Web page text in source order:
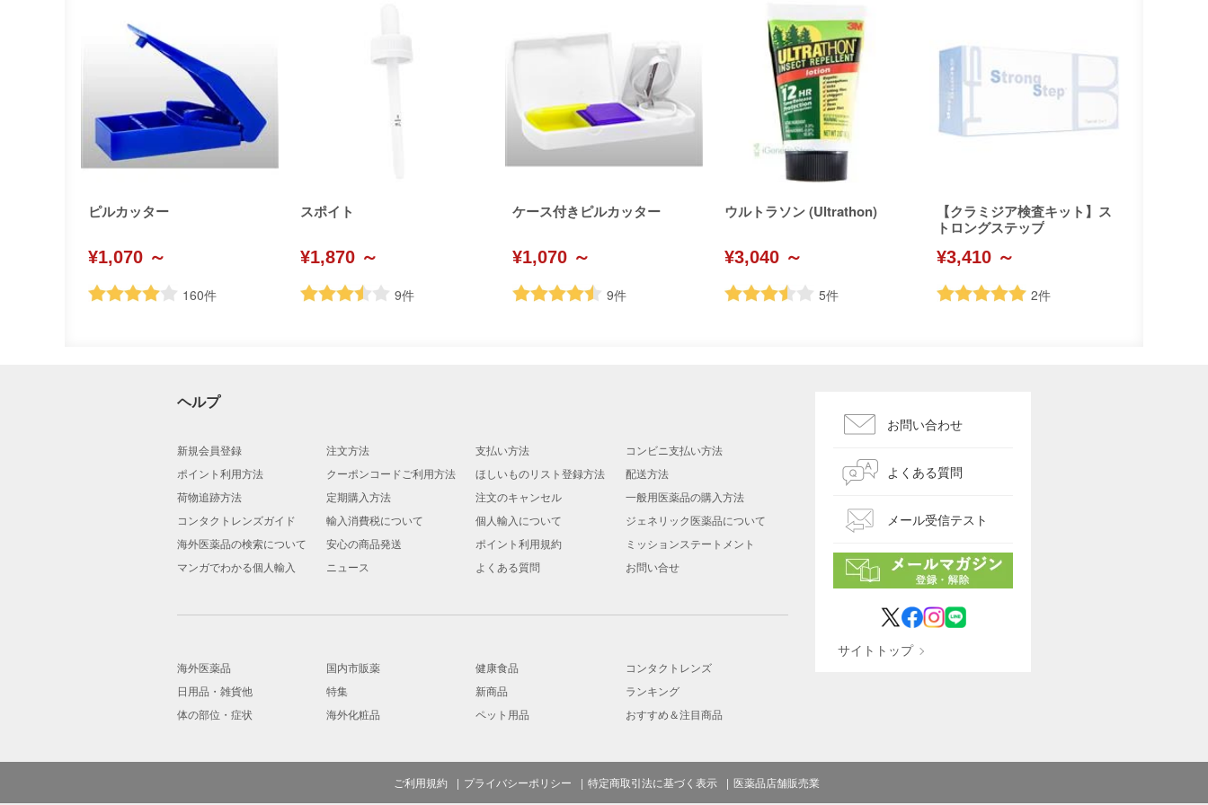
ピルカッター
¥1,070 ～
160件
スポイト
¥1,870 ～
9件
ケース付きピルカッター
¥1,070 ～
9件
ウルトラソン (Ultrathon)
¥3,040 ～
5件
【クラミジア検査キット】ス
トロングステップ
¥3,410 ～
2件
ヘルプ
新規会員登録 注文方法 支払い方法
コンビニ支払い方法
ポイント利用方法
クーポンコードご利用方法 ほしいものリスト登録方法
配送方法
荷物追跡方法
定期購入方法 注文のキャンセル
一般用医薬品の購入方法
コンタクトレンズガイド
輸入消費税について 個人輸入について
ジェネリック医薬品について
海外医薬品の検索について
安心の商品発送 ポイント利用規約
ミッションステートメント
マンガでわかる個人輸入
ニュース よくある質問 お問い合せ
海外医薬品 国内市販薬 健康食品
コンタクトレンズ
日用品・雑貨他
特集 新商品
ランキング
体の部位・症状
海外化粧品 ペット用品 おすすめ＆注目商品
お問い合わせ
よくある質問
メール受信テスト
サイトトップ
ご利用規約 プライバシーポリシー 特定商取引法に基づく表示 医薬品店舗販売業